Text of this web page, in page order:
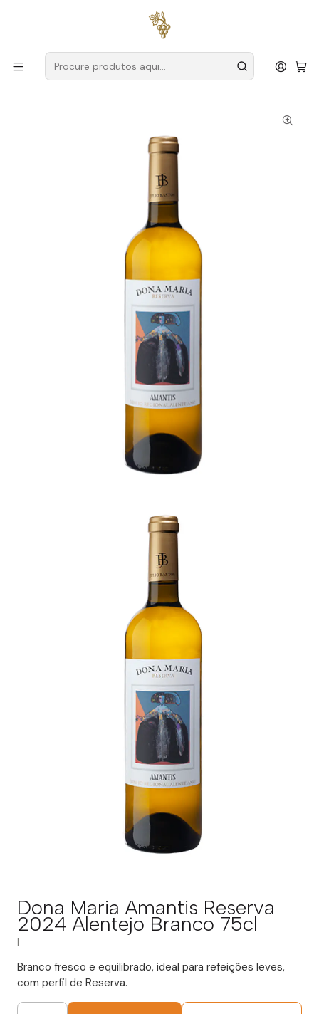
para encomendas a partir de
Produtores Alentejo
Dona Maria
Dona Maria Amantis Reserva 2024 Alentejo Branco 75cl
Dona Maria Amantis Reserva
2024 Alentejo Branco 75cl
Branco fresco e equilibrado, ideal para refeições leves,
com perfil de Reserva.